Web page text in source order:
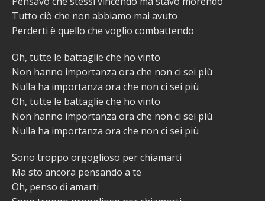
Tutto ciò che non abbiamo mai avuto
Perderti è quello che voglio combattendo
Oh, tutte le battaglie che ho vinto
Non hanno importanza ora che non ci sei più
Nulla ha importanza ora che non ci sei più
Oh, tutte le battaglie che ho vinto
Non hanno importanza ora che non ci sei più
Nulla ha importanza ora che non ci sei più
Sono troppo orgoglioso per chiamarti
Ma sto ancora pensando a te
Oh, penso di amarti